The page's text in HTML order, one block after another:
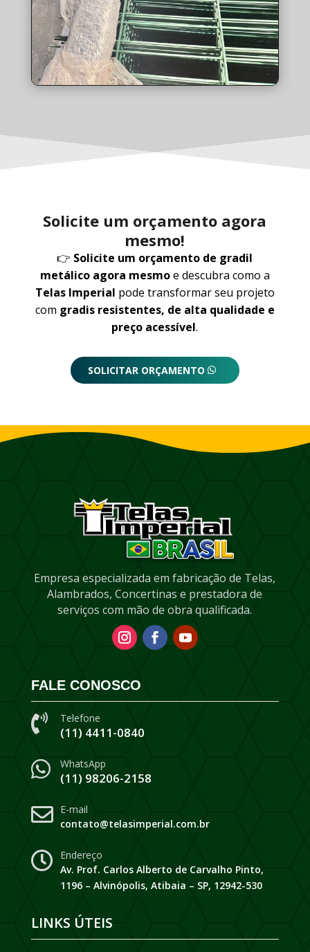
Solicite um orçamento agora
mesmo!
👉 Solicite um orçamento de gradil
metálico agora mesmoe descubra como a
Telas Imperial pode transformar seu projeto
com gradis resistentes, de alta qualidade e
preço acessível.
SOLICITAR ORÇAMENTO
Empresa especializada em fabricação de Telas,
Alambrados, Concertinas e prestadora de
serviços com mão de obra qualificada.
FALE CONOSCO
 Telefone
(11) 4411-0840
 WhatsApp
(11) 98206-2158
 E-mail
contato@telasimperial.com.br

Endereço
Av. Prof. Carlos Alberto de Carvalho Pinto,
1196 – Alvinópolis, Atibaia – SP, 12942-530
LINKS ÚTEIS